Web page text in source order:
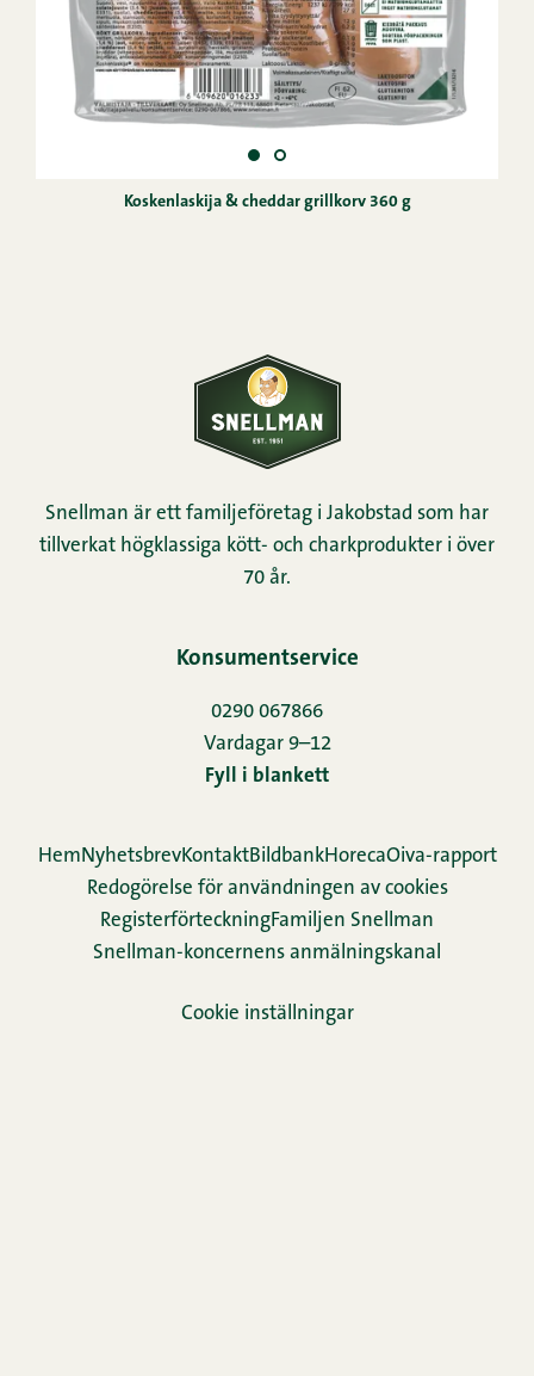
Koskenlaskija & cheddar grillkorv 360 g
Snellman är ett familjeföretag i Jakobstad som har
tillverkat högklassiga kött- och charkprodukter i över
70 år.
Konsumentservice
0290 067866
Vardagar 9–12
Fyll i blankett
HemNyhetsbrevKontaktBildbankHorecaOiva-rapport
Redogörelse för användningen av cookies
Re­gis­ter­för­teck­ningFamiljen Snellman
Snellman-koncernens anmälningskanal
Cookie inställningar